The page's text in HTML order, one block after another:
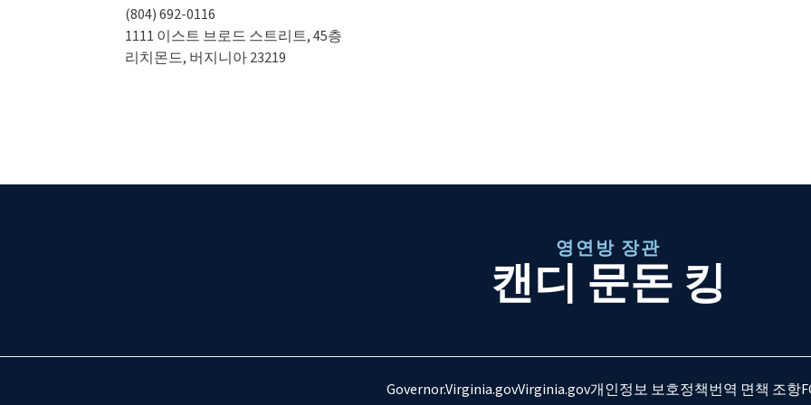
(804) 692-0116
1111 이스트 브로드 스트리트, 45층
리치몬드, 버지니아 23219
영연방 장관
캔디 문돈 킹
Governor.Virginia.govVirginia.gov개인정보 보호정책번역 면책 조항